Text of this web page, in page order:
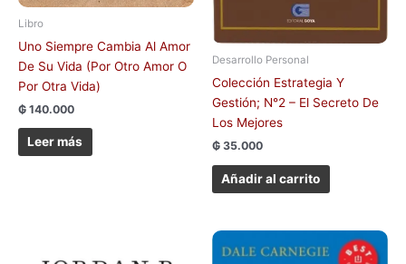
Libro
Uno Siempre Cambia Al Amor
De Su Vida (Por Otro Amor O
Por Otra Vida)
₲ 140.000
Leer más
Desarrollo Personal
Colección Estrategia Y
Gestión; N°2 – El Secreto De
Los Mejores
₲ 35.000
Añadir al carrito